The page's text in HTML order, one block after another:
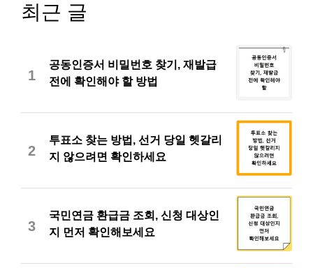
최근 글
1
공동인증서 비밀번호 찾기, 재발급
전에 확인해야 할 방법
2
투표소 찾는 방법, 선거 당일 헷갈리
지 않으려면 확인하세요
3
국민연금 환급금 조회, 신청 대상인
지 먼저 확인해보세요